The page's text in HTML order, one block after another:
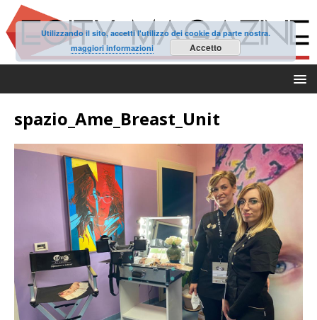
spazio_Ame_Breast_Unit
Utilizzando il sito, accetti l'utilizzo dei cookie da parte nostra.
maggiori informazioni
Accetto